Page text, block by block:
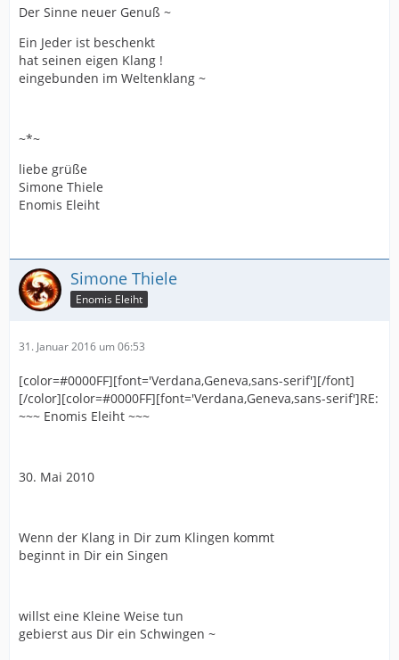
Der Sinne neuer Genuß ~
Ein Jeder ist beschenkt
hat seinen eigen Klang !
eingebunden im Weltenklang ~
~*~
liebe grüße
Simone Thiele
Enomis Eleiht
Simone Thiele
Enomis Eleiht
31. Januar 2016 um 06:53
[color=#0000FF][font='Verdana,Geneva,sans-serif'][/font]
[/color][color=#0000FF][font='Verdana,Geneva,sans-serif']RE:
~~~ Enomis Eleiht ~~~
30. Mai 2010
Wenn der Klang in Dir zum Klingen kommt
beginnt in Dir ein Singen
willst eine Kleine Weise tun
gebierst aus Dir ein Schwingen ~